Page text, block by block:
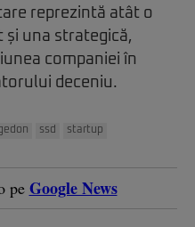
reprezintă atât o
una strategică,
companiei în
deceniu.
ssd startup
pe Google News